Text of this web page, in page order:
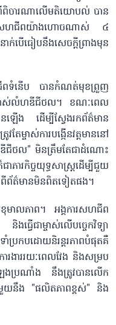
ចារណាលើមតិយោបល់ បាន
សហជីពយ៉ាងហោចណាស់ ៤
ើធៀបនឹងសេចក្ដីព្រាងមុន
ពទំនើប បានកំណត់មុខព្រួញ
រាស់លំហឌីជីថល។ ខណៈពេល
ឡើង ដើម្បីស្វែងរកព័ត៌មាន
ស់ការបង្កើនវត្តមាននៅ
ថល" មិនត្រឹមតែជាដំណោះ
ារកិច្ចយុទ្ធសាស្ត្រដើម្បីជួយ
ពីព័ត៌មានមិនពិតទៀតផង។
មាលភាព។ អង្គការសហជីព
វើជាម្ចាស់លើបច្ចេកវិទ្យា
ប្រកបដោយនិរន្តរភាពបំផុតគឺ
ងាររយៈពេលវែង និងសម្រប
ងប្រណាំង នឹងត្រូវបានលើក
មួយនឹង "ផលិតភាពខ្ពស់" និង